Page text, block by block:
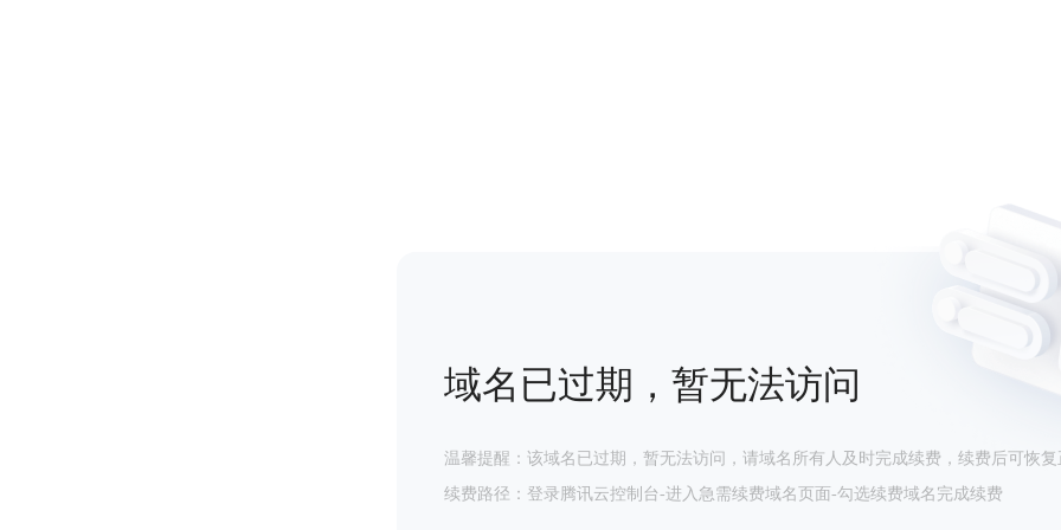
域名已过期，暂无法访问
温馨提醒：该域名已过期，暂无法访问，请域名所有人及时完成续费，续费后可恢复
续费路径：登录腾讯云控制台-进入急需续费域名页面-勾选续费域名完成续费